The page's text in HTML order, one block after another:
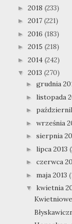
► 2018 (233)
► 2017 (221)
► 2016 (183)
► 2015 (218)
► 2014 (242)
▼ 2013 (270)
► grudnia
► listopada
►
► września
► sierpnia
► lipca 2013
► czerwca
► maja 2013
▼ kwietnia